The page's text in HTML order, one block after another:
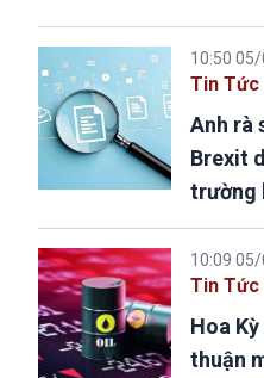
10:50
Tin Tức
Anh rà
Brexit
trường
10:09
Tin Tức
Hoa
thuận